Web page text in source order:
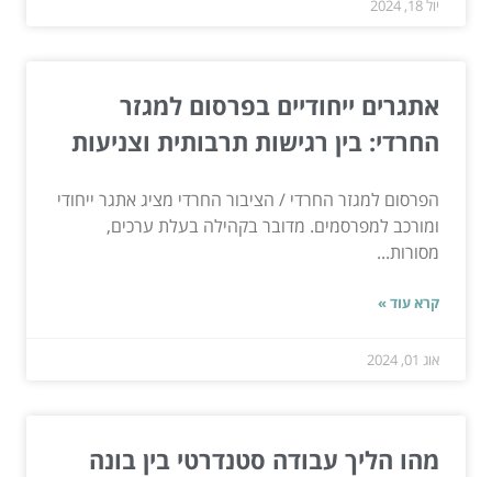
יול 18, 2024
אתגרים ייחודיים בפרסום למגזר
החרדי: בין רגישות תרבותית וצניעות
הפרסום למגזר החרדי / הציבור החרדי מציג אתגר ייחודי
ומורכב למפרסמים. מדובר בקהילה בעלת ערכים,
מסורות...
קרא עוד »
אוג 01, 2024
מהו הליך עבודה סטנדרטי בין בונה